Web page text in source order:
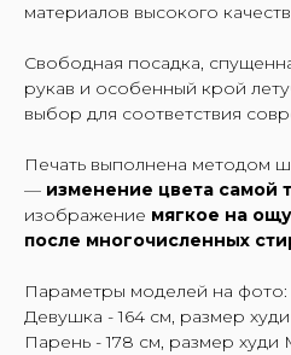
материалов высокого
Свободная посадка,
рукав и особенный крой
выбор для соответствия
Печать выполнена методом
— изменение цвета самой
изображение мягкое на
после многочисленных
Параметры моделей на фото:
Девушка - 164 см, размер худи
Парень - 178 см, размер худи